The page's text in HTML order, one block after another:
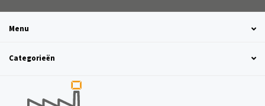
Menu
Categorieën